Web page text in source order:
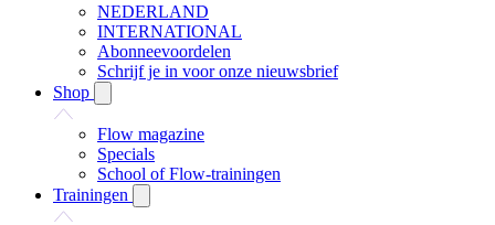
NEDERLAND
INTERNATIONAL
Abonneevoordelen
Schrijf je in voor onze nieuwsbrief
Shop
Flow magazine
Specials
School of Flow-trainingen
Trainingen